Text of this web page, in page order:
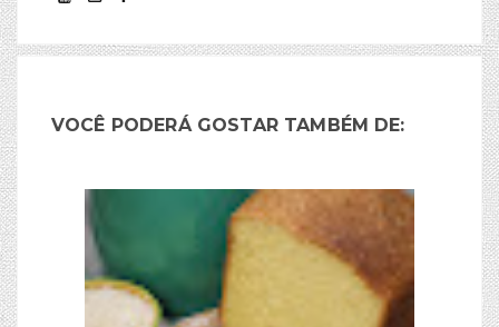
VOCÊ PODERÁ GOSTAR TAMBÉM DE: